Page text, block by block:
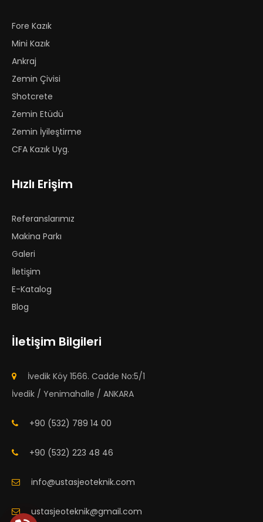
Fore Kazık
Mini Kazık
Ankraj
Zemin Çivisi
Shotcrete
Zemin Etüdü
Zemin İyileştirme
CFA Kazık Uyg.
Hızlı Erişim
Referanslarımız
Makina Parkı
Galeri
İletişim
E-Katalog
Blog
İletişim Bilgileri
İvedik Köy 1566. Cadde No:5/1
İvedik / Yenimahalle / ANKARA
+90 (532) 789 14 00
+90 (532) 223 48 46
info@ustasjeoteknik.com
ustasjeoteknik@gmail.com